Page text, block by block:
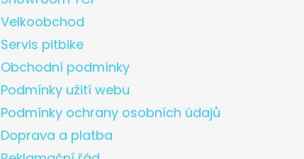
Velkoobchod
Servis pitbike
Obchodní podmínky
Podmínky užití webu
Podmínky ochrany osobních údajů
Doprava a platba